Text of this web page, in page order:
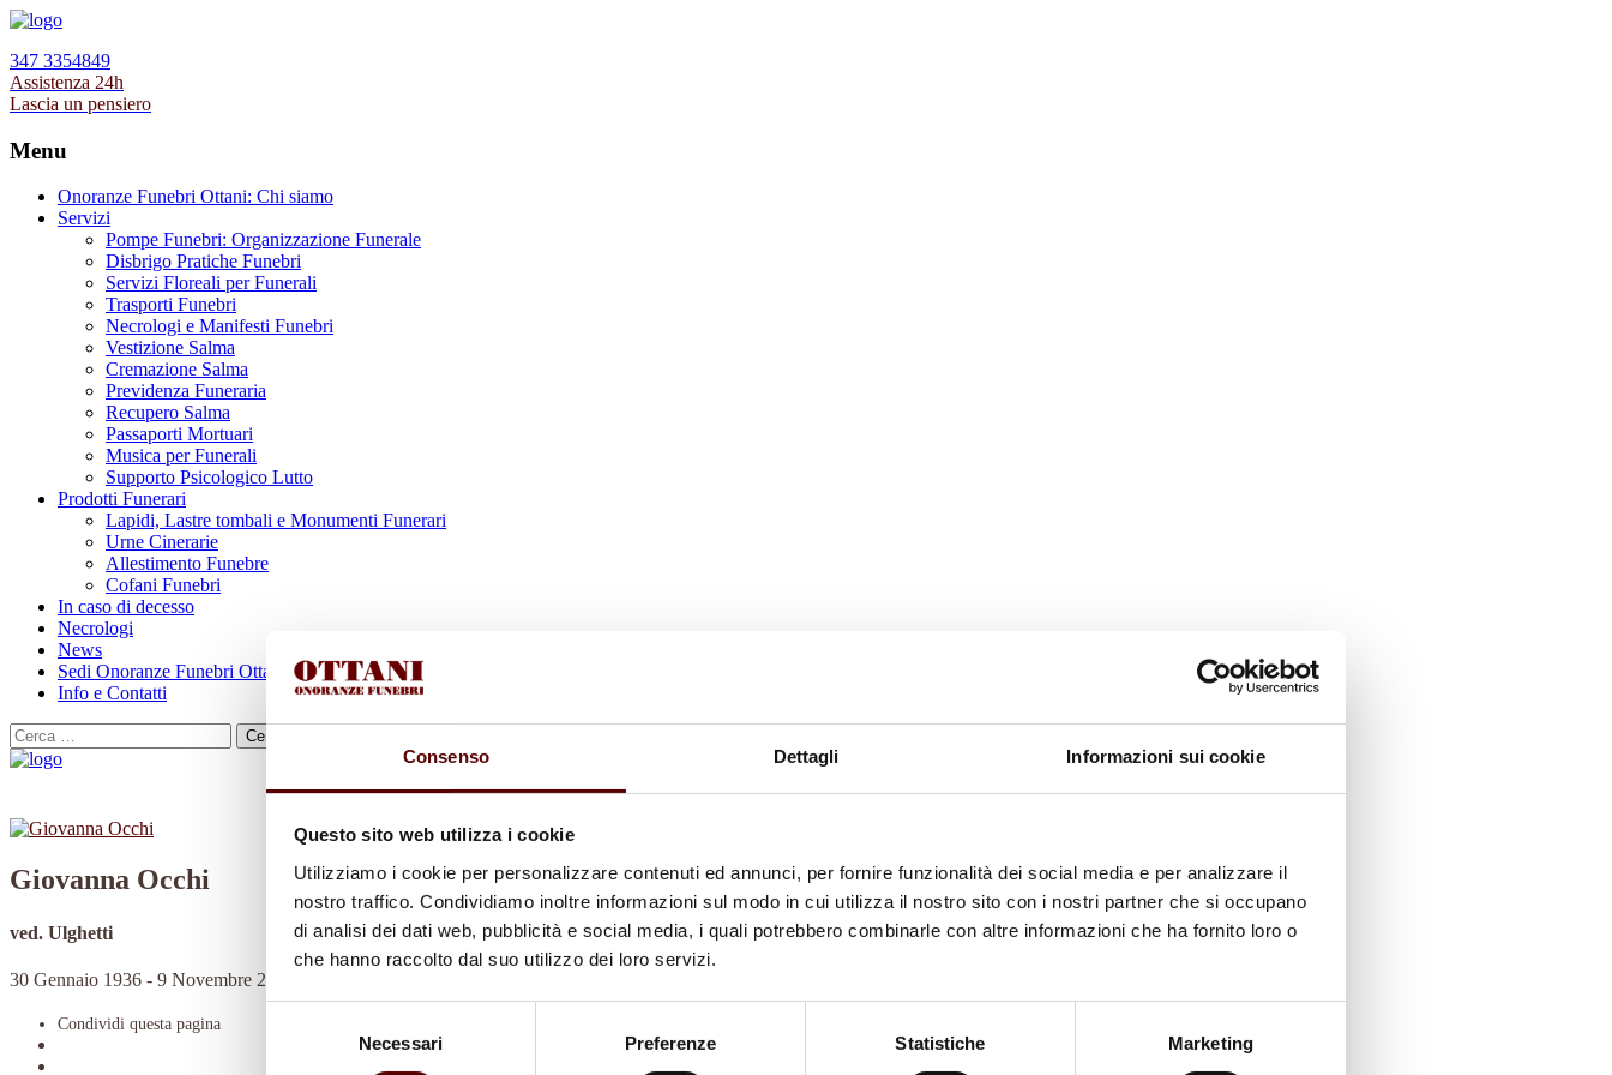
Consenso Dettagli Informazioni sui cookie
Questo sito web utilizza i cookie
Utilizziamo i cookie per personalizzare contenuti ed annunci, per fornire funzionalità dei social media e per analizzare il
nostro traffico. Condividiamo inoltre informazioni sul modo in cui utilizza il nostro sito con i nostri partner che si occupano
di analisi dei dati web, pubblicità e social media, i quali potrebbero combinarle con altre informazioni che ha fornito loro o
che hanno raccolto dal suo utilizzo dei loro servizi.
Necessari Preferenze Statistiche Marketing
347 3354849
Assistenza 24h
Lascia un pensiero
Menu
Onoranze Funebri Ottani: Chi siamo
Servizi
Pompe Funebri: Organizzazione Funerale
Disbrigo Pratiche Funebri
Servizi Floreali per Funerali
Trasporti Funebri
Necrologi e Manifesti Funebri
Vestizione Salma
Cremazione Salma
Previdenza Funeraria
Recupero Salma
Passaporti Mortuari
Musica per Funerali
Supporto Psicologico Lutto
Prodotti Funerari
Lapidi, Lastre tombali e Monumenti Funerari
Urne Cinerarie
Allestimento Funebre
Cofani Funebri
In caso di decesso
Necrologi
News
Sedi Onoranze Funebri Ottani
Info e Contatti
Cerca
per:
Giovanna Occhi
ved. Ulghetti
30 Gennaio 1936 - 9 Novembre 2022
Condividi questa pagina